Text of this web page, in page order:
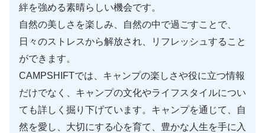
絆を強める素晴らしい機会です。
自然の美しさを楽しみ、自然の中で過ごすことで、
日々のストレスから解放され、リフレッシュすること
ができます。
CAMPSHIFTでは、キャンプの楽しさや役に立つ情報
だけでなく、キャンプの文化やライフスタイルについ
ても詳しく掘り下げています。キャンプを通じて、自
然を愛し、大切にする心を育て、豊かな人生を手に入